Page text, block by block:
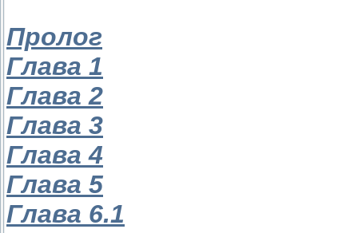
Пролог
Глава 1
Глава 2
Глава 3
Глава 4
Глава 5
Глава 6.1